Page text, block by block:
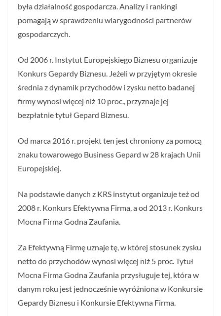
była działalność gospodarcza. Analizy i rankingi
pomagają w sprawdzeniu wiarygodności partnerów
gospodarczych.
Od 2006 r. Instytut Europejskiego Biznesu organizuje
Konkurs Gepardy Biznesu. Jeżeli w przyjętym okresie
średnia z dynamik przychodów i zysku netto badanej
firmy wynosi więcej niż 10 proc., przyznaje jej
bezpłatnie tytuł Gepard Biznesu.
Od marca 2016 r. projekt ten jest chroniony za pomocą
znaku towarowego Business Gepard w 28 krajach Unii
Europejskiej.
Na podstawie danych z KRS instytut organizuje też od
2008 r. Konkurs Efektywna Firma, a od 2013 r. Konkurs
Mocna Firma Godna Zaufania.
Za Efektywną Firmę uznaje tę, w której stosunek zysku
netto do przychodów wynosi więcej niż 5 proc. Tytuł
Mocna Firma Godna Zaufania przysługuje tej, która w
danym roku jest jednocześnie wyróżniona w Konkursie
Gepardy Biznesu i Konkursie Efektywna Firma.